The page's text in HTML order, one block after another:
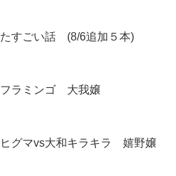
すごい話 (8/6追加５本)
ラミンゴ 大我嬢
グマvs大和キラキラ 嬉野嬢